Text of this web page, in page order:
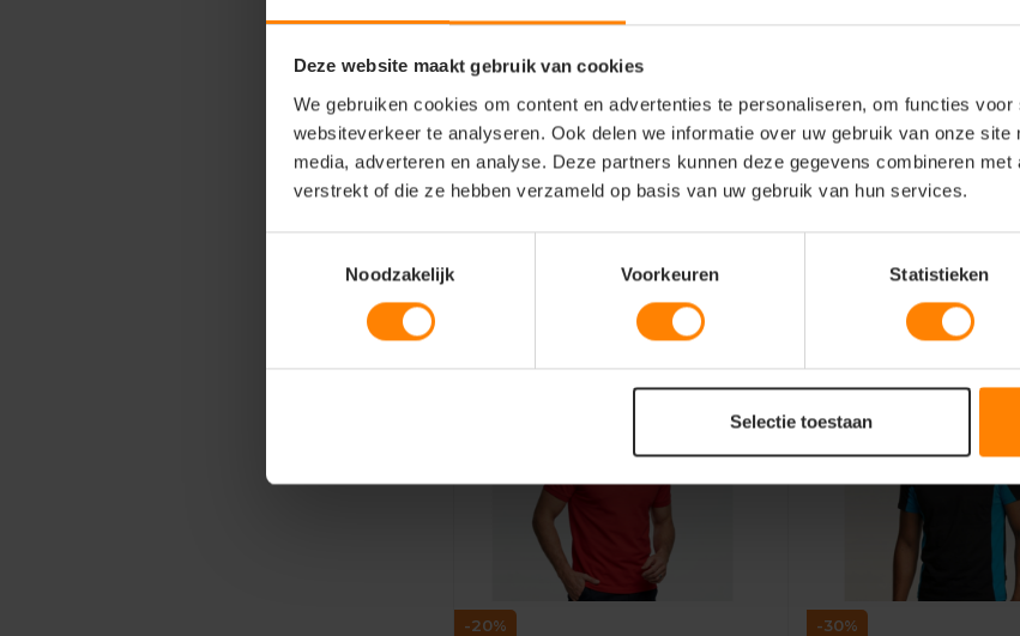
Deze website maakt gebruik van cookies
We gebruiken cookies om content en advertenties te personaliseren, om functies
websiteverkeer te analyseren. Ook delen we informatie over uw gebruik van onze
media, adverteren en analyse. Deze partners kunnen deze gegevens combineren
verstrekt of die ze hebben verzameld op basis van uw gebruik van hun services.
Noodzakelijk
Voorkeuren Statistieken
Selectie toestaan
Materiaal: 100% Katoen
Fit: Modern fit
Eigenschap: licht gewicht
6,88
Materiaal: Katoen /
Fit: Regular Fit
Eigenschap: Stretch
11,26
-20% -30%